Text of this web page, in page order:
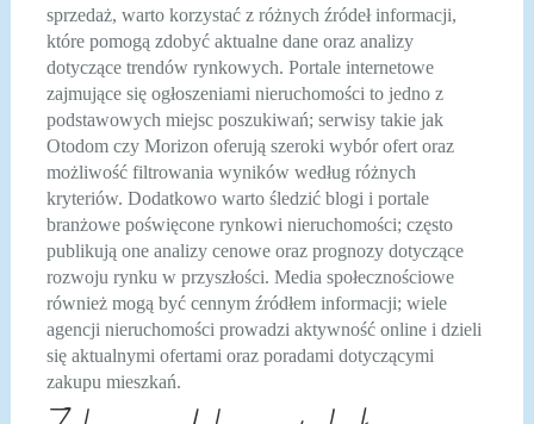
sprzedaż, warto korzystać z różnych źródeł informacji,
które pomogą zdobyć aktualne dane oraz analizy
dotyczące trendów rynkowych. Portale internetowe
zajmujące się ogłoszeniami nieruchomości to jedno z
podstawowych miejsc poszukiwań; serwisy takie jak
Otodom czy Morizon oferują szeroki wybór ofert oraz
możliwość filtrowania wyników według różnych
kryteriów. Dodatkowo warto śledzić blogi i portale
branżowe poświęcone rynkowi nieruchomości; często
publikują one analizy cenowe oraz prognozy dotyczące
rozwoju rynku w przyszłości. Media społecznościowe
również mogą być cennym źródłem informacji; wiele
agencji nieruchomości prowadzi aktywność online i dzieli
się aktualnymi ofertami oraz poradami dotyczącymi
zakupu mieszkań.